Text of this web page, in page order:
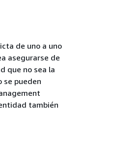
de uno a uno
asegurarse de
que no sea la
se pueden
también